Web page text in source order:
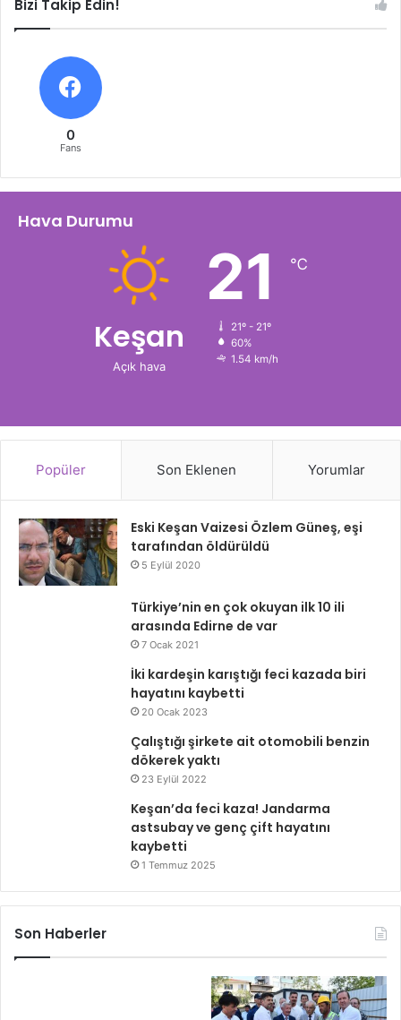
Bizi Takip Edin!
0
Fans
Hava Durumu
Keşan
Açık hava
21 ℃
21º - 21º
60%
1.54 km/h
Popüler Son Eklenen Yorumlar
Eski Keşan Vaizesi Özlem Güneş, eşi
tarafından öldürüldü
5 Eylül 2020
Türkiye’nin en çok okuyan ilk 10 ili
arasında Edirne de var
7 Ocak 2021
İki kardeşin karıştığı feci kazada biri
hayatını kaybetti
20 Ocak 2023
Çalıştığı şirkete ait otomobili benzin
dökerek yaktı
23 Eylül 2022
Keşan’da feci kaza! Jandarma
astsubay ve genç çift hayatını
kaybetti
1 Temmuz 2025
Son Haberler